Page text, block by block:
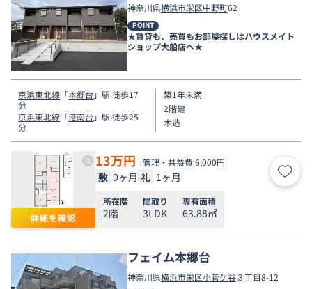
神奈川県横浜市栄区中野町62
POINT
★賃貸も、売買もお部屋探しはハウスメイト
ショップ大船店へ★
京浜東北線 「本郷台」駅 徒歩17
分
京浜東北線 「港南台」駅 徒歩25
分
築1年未満
2階建
木造
詳細を確認
13万円 管理・共益費 6,000円
敷 0ヶ月 礼 1ヶ月 お気
所在階
2階
間取り
3LDK
専有面積
63.88㎡
フェイム本郷台
神奈川県横浜市栄区小菅ケ谷３丁目8-12